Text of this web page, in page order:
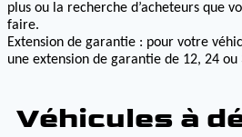
plus ou la recherche d’acheteurs que
faire.
Extension de garantie : pour votre
une extension de garantie de 12, 24 ou
Véhicules à